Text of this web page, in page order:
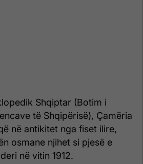
Shqiptar (Botim i
të Shqipërisë), Çamëria
në antikitet nga fiset ilire,
osmane njihet si pjesë e
në vitin 1912.